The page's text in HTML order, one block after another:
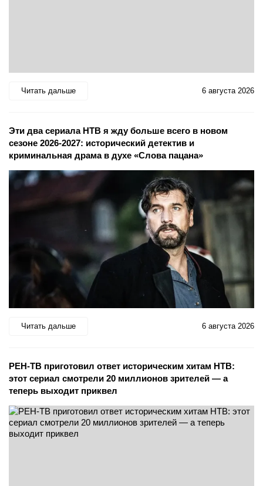
Читать дальше 6 августа 2026
Эти два сериала НТВ я жду больше всего в новом
сезоне 2026-2027: исторический детектив и
криминальная драма в духе «Слова пацана»
Читать дальше 6 августа 2026
РЕН-ТВ приготовил ответ историческим хитам НТВ:
этот сериал смотрели 20 миллионов зрителей — а
теперь выходит приквел